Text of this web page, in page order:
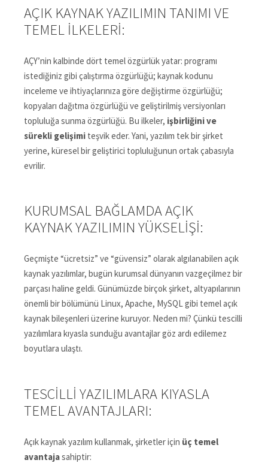
AÇIK KAYNAK YAZILIMIN TANIMI VE
TEMEL İLKELERI:
AÇY’nin kalbinde dört temel özgürlük yatar: programı
istediğiniz gibi çalıştırma özgürlüğü; kaynak kodunu
inceleme ve ihtiyaçlarınıza göre değiştirme özgürlüğü;
kopyaları dağıtma özgürlüğü ve geliştirilmiş versiyonları
topluluğa sunma özgürlüğü. Bu ilkeler, işbirliğini ve
sürekli gelişimi teşvik eder. Yani, yazılım tek bir şirket
yerine, küresel bir geliştirici topluluğunun ortak çabasıyla
evrilir.
KURUMSAL BAĞLAMDA AÇIK
KAYNAK YAZILIMIN YÜKSELIŞI:
Geçmişte “ücretsiz” ve “güvensiz” olarak algılanabilen açık
kaynak yazılımlar, bugün kurumsal dünyanın vazgeçilmez bir
parçası haline geldi. Günümüzde birçok şirket, altyapılarının
önemli bir bölümünü Linux, Apache, MySQL gibi temel açık
kaynak bileşenleri üzerine kuruyor. Neden mi? Çünkü tescilli
yazılımlara kıyasla sunduğu avantajlar göz ardı edilemez
boyutlara ulaştı.
TESCILLI YAZILIMLARA KIYASLA
TEMEL AVANTAJLARI:
Açık kaynak yazılım kullanmak, şirketler için üç temel
avantajasahiptir: